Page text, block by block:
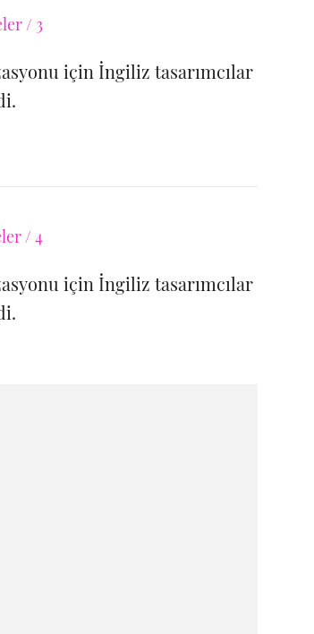
için İngiliz tasarımcılar
için İngiliz tasarımcılar